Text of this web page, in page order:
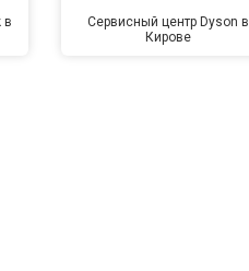
в
Сервисный центр Dyson в
Кирове